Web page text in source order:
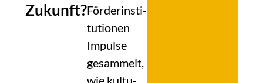
Zukunft?För­der­insti­
tu­tio­nen
Impul­se
gesam­melt,
wie kul­tu­